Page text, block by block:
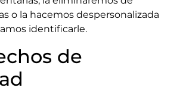
o la hacemos despersonalizada
identificarle.
de